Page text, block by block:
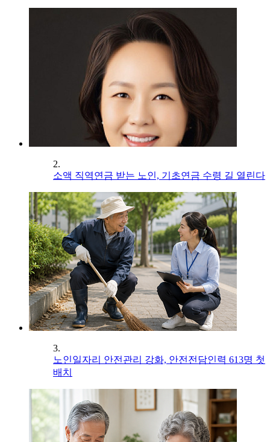
2.
소액 직역연금 받는 노인, 기초연금 수령 길 열린다
3.
노인일자리 안전관리 강화, 안전전담인력 613명 첫
배치